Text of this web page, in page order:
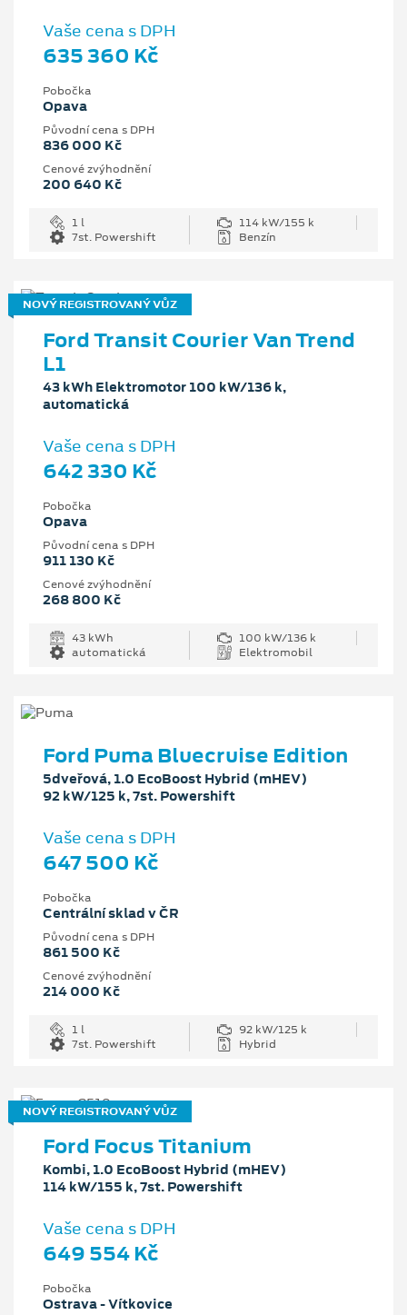
Vaše cena s DPH
635 360 Kč
Pobočka
Opava
Původní cena s DPH
836 000 Kč
Cenové zvýhodnění
200 640 Kč
1 l
114 kW/155 k
7st. Powershift
Benzín
NOVÝ REGISTROVANÝ VŮZ
Ford Transit Courier Van Trend
L1
43 kWh Elektromotor 100 kW/136 k,
automatická
Vaše cena s DPH
642 330 Kč
Pobočka
Opava
Původní cena s DPH
911 130 Kč
Cenové zvýhodnění
268 800 Kč
43 kWh
100 kW/136 k
automatická
Elektromobil
Ford Puma Bluecruise Edition
5dveřová, 1.0 EcoBoost Hybrid (mHEV)
92 kW/125 k, 7st. Powershift
Vaše cena s DPH
647 500 Kč
Pobočka
Centrální sklad v ČR
Původní cena s DPH
861 500 Kč
Cenové zvýhodnění
214 000 Kč
1 l
92 kW/125 k
7st. Powershift
Hybrid
NOVÝ REGISTROVANÝ VŮZ
Ford Focus Titanium
Kombi, 1.0 EcoBoost Hybrid (mHEV)
114 kW/155 k, 7st. Powershift
Vaše cena s DPH
649 554 Kč
Pobočka
Ostrava - Vítkovice